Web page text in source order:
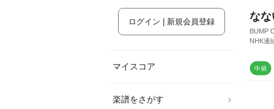
ログイン | 新規会員登録
マイスコア
楽譜をさがす
なな
BUMP
NHK連